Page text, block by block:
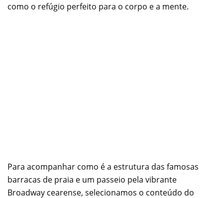
como o refúgio perfeito para o corpo e a mente.
Para acompanhar como é a estrutura das famosas
barracas de praia e um passeio pela vibrante
Broadway cearense, selecionamos o conteúdo do